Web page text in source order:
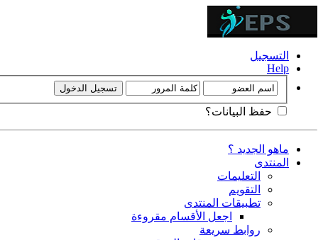
التسجيل
Help
حفظ البيانات؟
ماهو الجديد ؟
المنتدى
التعليمات
التقويم
تطبيقات المنتدى
اجعل الأقسام مقروءة
روابط سريعة